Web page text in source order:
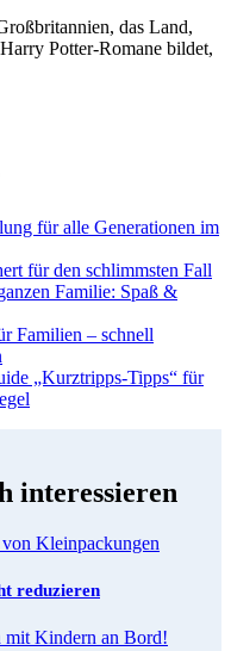
das Land,
Potter-Romane bildet,
für alle Generationen im
für den schlimmsten Fall
Familie: Spaß &
Familien – schnell
„Kurztripps-Tipps“ für
interessieren
reduzieren